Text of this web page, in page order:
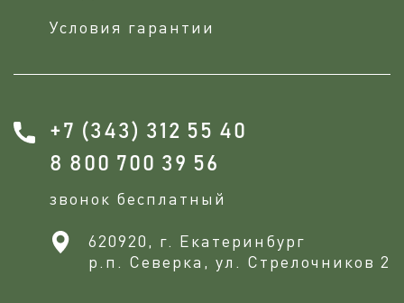
Условия гарантии
+7 (343) 312 55 40
8 800 700 39 56
звонок бесплатный
620920, г. Екатеринбург
р.п. Северка, ул. Стрелочников 2